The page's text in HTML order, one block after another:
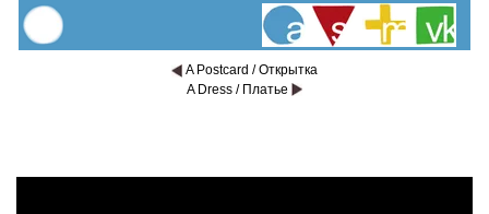
A Postcard / Открытка
A Dress / Платье